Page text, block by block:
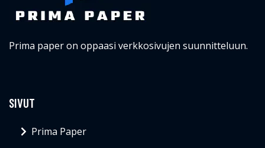
Prima paper on oppaasi verkkosivujen suunnitteluun.
SIVUT
Prima Paper